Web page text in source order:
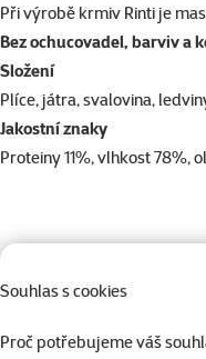
Souhlas s cookies
Proč potřebujeme váš
Při výrobě krmiv Rinti je
Bez ochucovadel, barviv a
Složení
Plíce, játra, svalovina,
Jakostní znaky
Proteiny 11%, vlhkost 78%,
Stáří psa